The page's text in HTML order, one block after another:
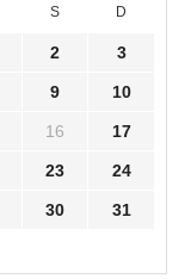
S D
2 3
9 10
16 17
23 24
30 31